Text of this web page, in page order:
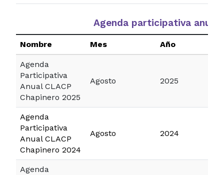
Agenda participativa anual
Nombre Mes Año
Agenda
Participativa
Anual CLACP
Chapinero 2025
Agosto 2025
Agenda
Participativa
Anual CLACP
Chapinero 2024
Agosto 2024
Agenda